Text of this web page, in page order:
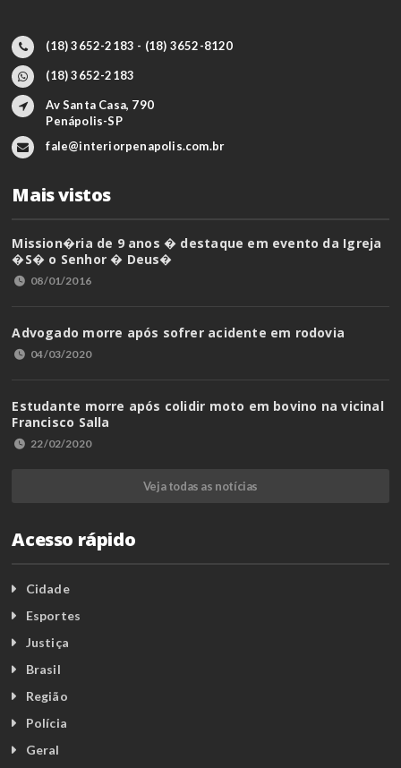
(18) 3652-2183 - (18) 3652-8120
(18) 3652-2183
Av Santa Casa, 790
Penápolis-SP
fale@interiorpenapolis.com.br
Mais vistos
Mission�ria de 9 anos � destaque em evento da Igreja
�S� o Senhor � Deus�
08/01/2016
Advogado morre após sofrer acidente em rodovia
04/03/2020
Estudante morre após colidir moto em bovino na vicinal
Francisco Salla
22/02/2020
Veja todas as notícias
Acesso rápido
Cidade
Esportes
Justiça
Brasil
Região
Polícia
Geral